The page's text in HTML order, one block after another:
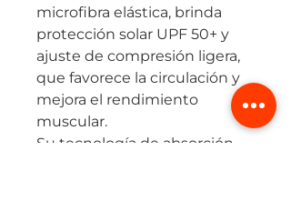
microfibra elástica, brinda
protección solar UPF 50+ y
ajuste de compresión ligera,
que favorece la circulación y
mejora el rendimiento
muscular.
Su tecnología de absorción